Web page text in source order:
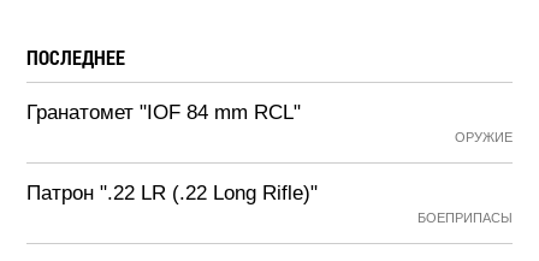
ПОСЛЕДНЕЕ
Гранатомет "IOF 84 mm RCL"
ОРУЖИЕ
Патрон ".22 LR (.22 Long Rifle)"
БОЕПРИПАСЫ